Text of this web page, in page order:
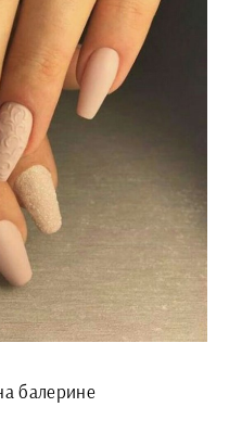
балерине